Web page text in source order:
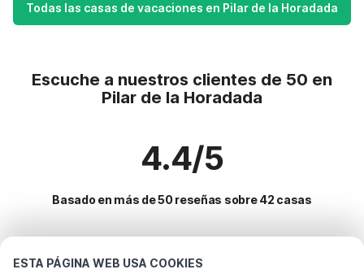
ESTA PÁGINA WEB USA COOKIES
Todas las casas de vacaciones en Pilar de la Horadada
Escuche a nuestros clientes de 50 en
Pilar de la Horadada
4.4/5
Basado en más de 50 reseñas sobre 42 casas
Destinos más populares para vacaciones